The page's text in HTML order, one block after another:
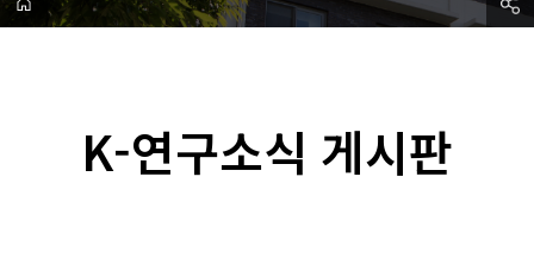
K-연구소식 게시판